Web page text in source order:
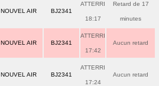
NOUVEL AIR BJ2341
ATTERRI
18:17
Retard de 17
minutes
NOUVEL AIR BJ2341
ATTERRI
17:42
Aucun retard
NOUVEL AIR BJ2341
ATTERRI
17:24
Aucun retard